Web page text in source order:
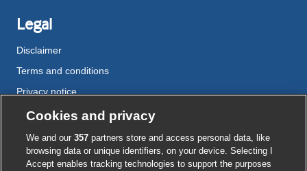
Legal
Disclaimer
Terms and conditions
Privacy notice
Cookie policy
Accessibility
Cookies and privacy
We and our357 partners store and access personal data, like
browsing data or unique identifiers, on your device. Selecting I
Accept enables tracking technologies to support the purposes